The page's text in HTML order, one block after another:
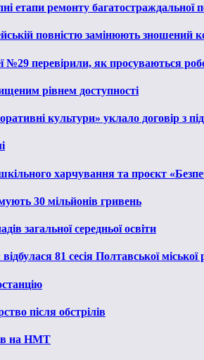
етапи ремонту багатостраждальної
повністю замінюють зношений
№29 перевірили, як просуваються
рівнем доступності
культури» уклало договір з
харчування та проєкт
30 мільйонів гривень
загальної середньої освіти
81 сесія Полтавської міської
після обстрілів
на НМТ